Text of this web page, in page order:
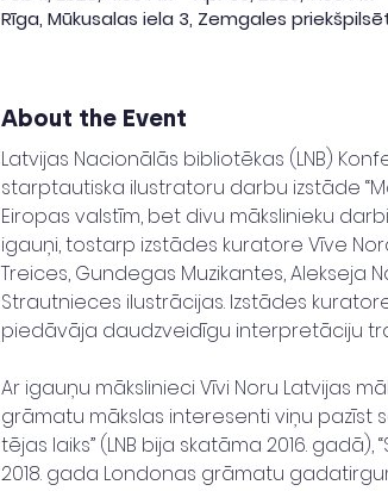
Rīga, Mūkusalas iela 3, Zemgales
About the Event
Latvijas Nacionālās bibliotēkas (LNB)
starptautiska ilustratoru darbu izstāde
Eiropas valstīm, bet divu mākslinieku
igauņi, tostarp izstādes kuratore Vīve
Treices, Gundegas Muzikantes, Alekseja
Strautnieces ilustrācijas. Izstādes
piedāvāja daudzveidīgu interpretāciju
Ar igauņu mākslinieci Vīvi Noru Latvijas
grāmatu mākslas interesenti viņu pazīst
tējas laiks” (LNB bija skatāma 2016.
2018. gada Londonas grāmatu